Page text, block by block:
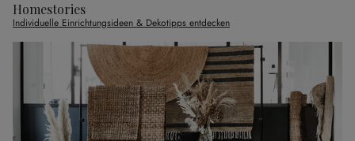
Homestories
Individuelle Einrichtungsideen & Dekotipps entdecken